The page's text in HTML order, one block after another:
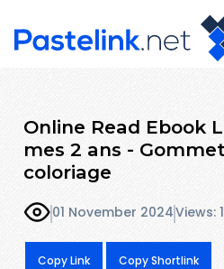
Online Read Ebook
mes 2 ans -
coloriage
01 November 2024Views:
Copy Link Copy Shortlink